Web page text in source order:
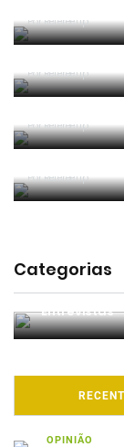
Por RefereeTip
Por RefereeTip
2024 05
Por RefereeTip
2023 06
Por RefereeTip
Categorias
Entrevistas
OPINIÃO